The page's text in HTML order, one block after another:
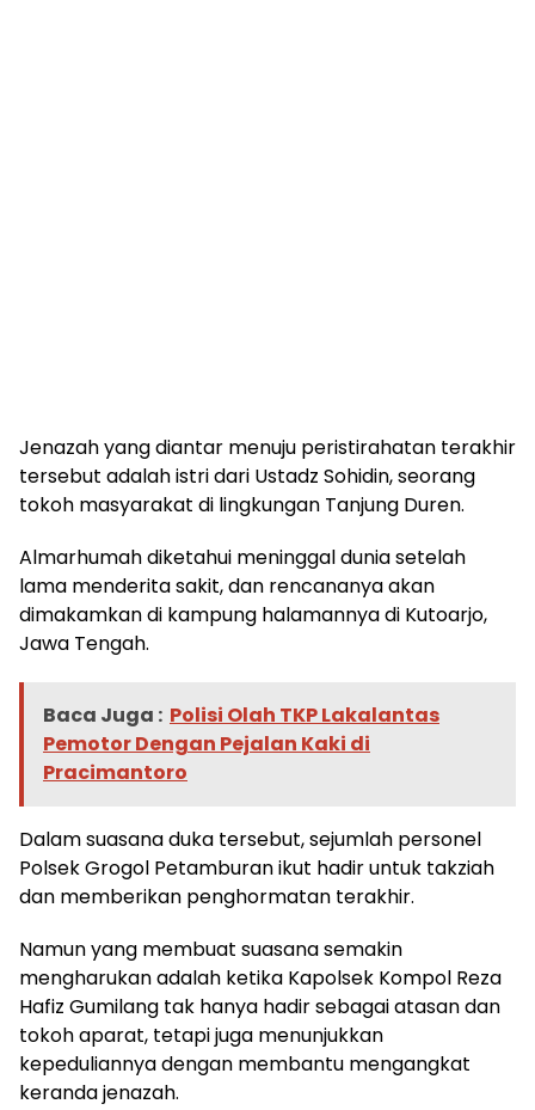
Jenazah yang diantar menuju peristirahatan terakhir
tersebut adalah istri dari Ustadz Sohidin, seorang
tokoh masyarakat di lingkungan Tanjung Duren.
Almarhumah diketahui meninggal dunia setelah
lama menderita sakit, dan rencananya akan
dimakamkan di kampung halamannya di Kutoarjo,
Jawa Tengah.
Baca Juga : Polisi Olah TKP Lakalantas
Pemotor Dengan Pejalan Kaki di
Pracimantoro
Dalam suasana duka tersebut, sejumlah personel
Polsek Grogol Petamburan ikut hadir untuk takziah
dan memberikan penghormatan terakhir.
Namun yang membuat suasana semakin
mengharukan adalah ketika Kapolsek Kompol Reza
Hafiz Gumilang tak hanya hadir sebagai atasan dan
tokoh aparat, tetapi juga menunjukkan
kepeduliannya dengan membantu mengangkat
keranda jenazah.